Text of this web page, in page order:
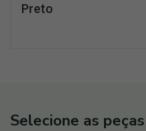
Preto
Selecione as